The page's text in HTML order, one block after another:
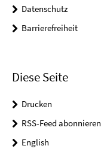
Datenschutz
Barrierefreiheit
Diese Seite
Drucken
RSS-Feed abonnieren
English